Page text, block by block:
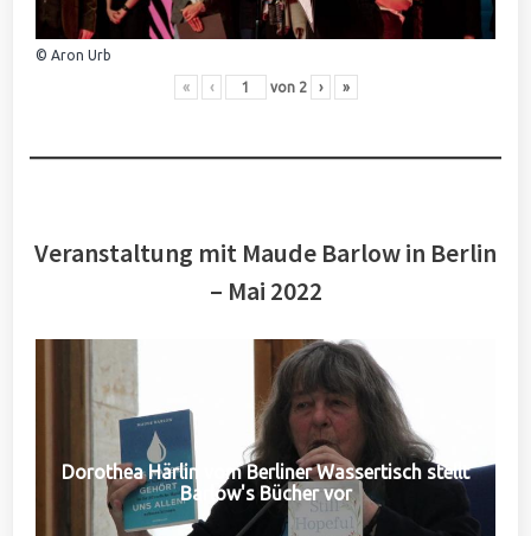
© Aron Urb
« ‹ von 2 › »
Veranstaltung mit Maude Barlow in Berlin
– Mai 2022
Dorothea Härlin vom Berliner Wassertisch stellt
Barlow's Bücher vor